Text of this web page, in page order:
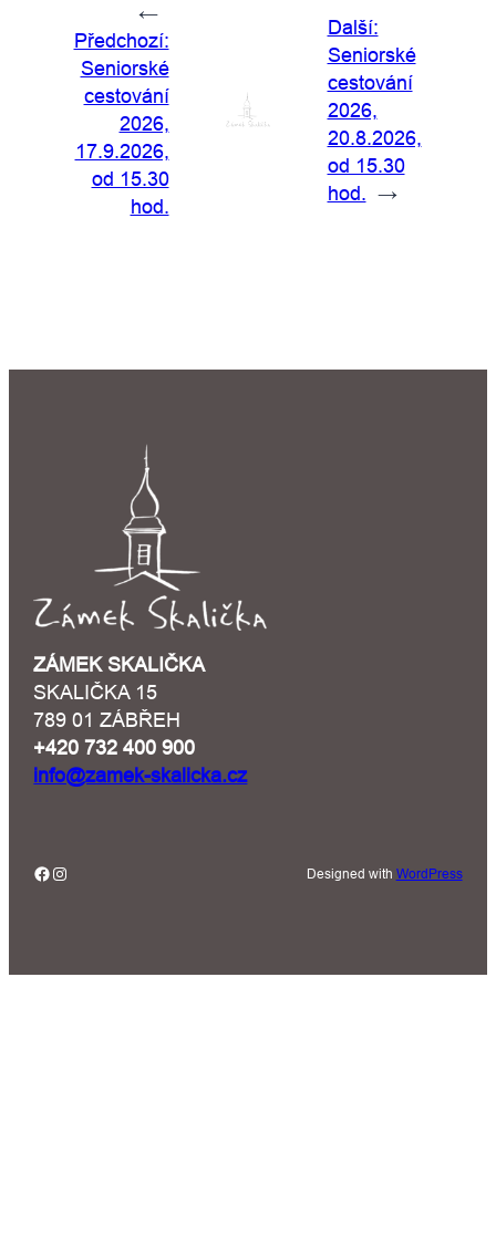
←
Předchozí:
Seniorské
cestování
2026,
17.9.2026,
od 15.30
hod.
Další:
Seniorské
cestování
2026,
20.8.2026,
od 15.30
hod. →
ZÁMEK SKALIČKA
SKALIČKA 15
789 01 ZÁBŘEH
+420 732 400 900
info@zamek-skalicka.cz
Facebook
Instagram Designed with WordPress